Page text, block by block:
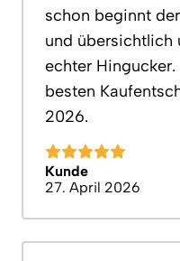
schon beginnt
und übersichtlich
echter
besten
2026.
Kunde
27. April 2026